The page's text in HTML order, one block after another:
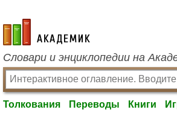
academic.ru
Словари и энциклопедии на
Толкования Переводы Книги